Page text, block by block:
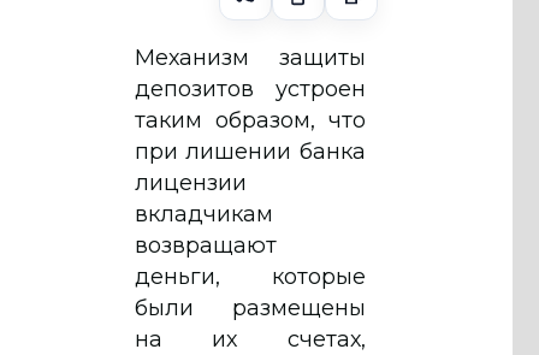
Механизм защиты
депозитов устроен
таким образом, что
при лишении банка
лицензии
вкладчикам
возвращают
деньги, которые
были размещены
на их счетах,